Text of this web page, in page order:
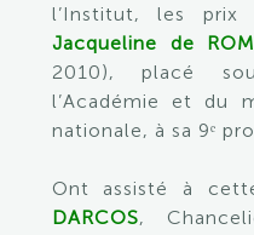
l’Institut, les
Jacqueline de
2010), placé
l’Académie et du
nationale, à sa 9ᵉ
Ont assisté à
DARCOS,